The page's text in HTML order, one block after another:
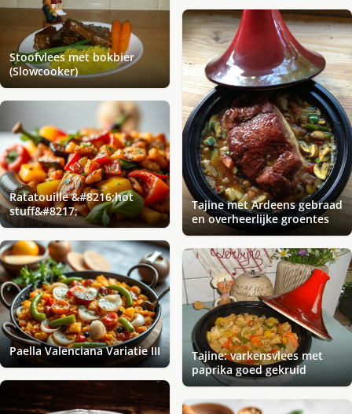
Stoofvlees met bokbier
(Slowcooker)
Tajine met Ardeens gebraad
en overheerlijke groentes
Ratatouille &#8216;hot
stuff&#8217;
Paella Valenciana Variatie III
Tajine: varkensvlees met
paprika goed gekruid